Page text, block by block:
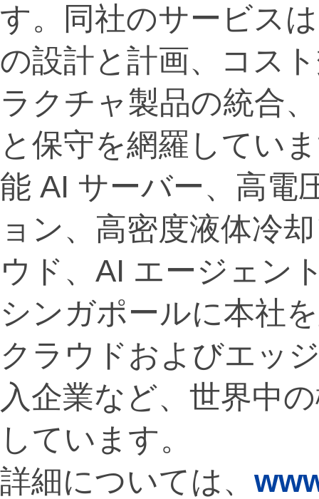
す。同社のサービス
の設計と計画、コス
ラクチャ製品の統合
と保守を網羅してい
能 AI サーバー、高電
ョン、高密度液体冷
ウド、AI エージェン
シンガポールに本社
クラウドおよびエッ
入企業など、世界中
しています。
詳細については、